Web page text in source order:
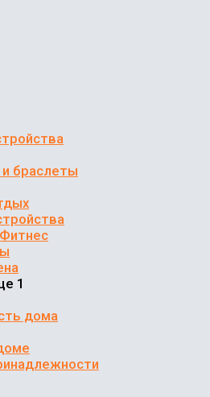
браслеты
1
дома